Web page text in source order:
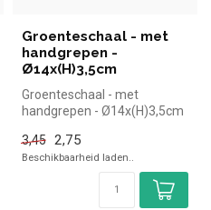
Groenteschaal - met
handgrepen -
Ø14x(H)3,5cm
Groenteschaal - met
handgrepen - Ø14x(H)3,5cm
voor i...
3,45 2,75
Beschikbaarheid laden..